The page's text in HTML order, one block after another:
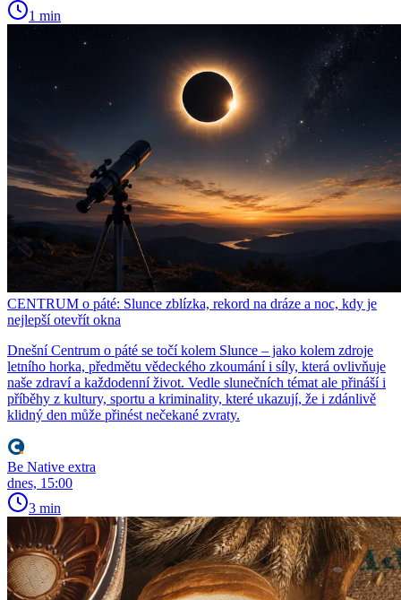
1 min
CENTRUM o páté: Slunce zblízka, rekord na dráze a noc, kdy je
nejlepší otevřít okna
Dnešní Centrum o páté se točí kolem Slunce – jako kolem zdroje
letního horka, předmětu vědeckého zkoumání i síly, která ovlivňuje
naše zdraví a každodenní život. Vedle slunečních témat ale přináší i
příběhy z kultury, sportu a kriminality, které ukazují, že i zdánlivě
klidný den může přinést nečekané zvraty.
Be Native extra
dnes, 15:00
3 min